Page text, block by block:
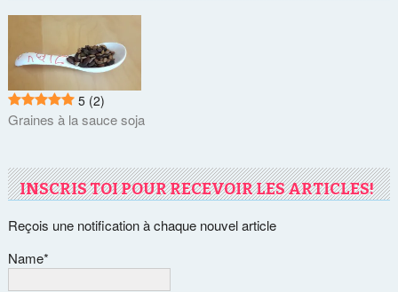
5 (2)
Graines à la sauce soja
INSCRIS TOI POUR RECEVOIR LES ARTICLES!
Reçois une notification à chaque nouvel article
Name*